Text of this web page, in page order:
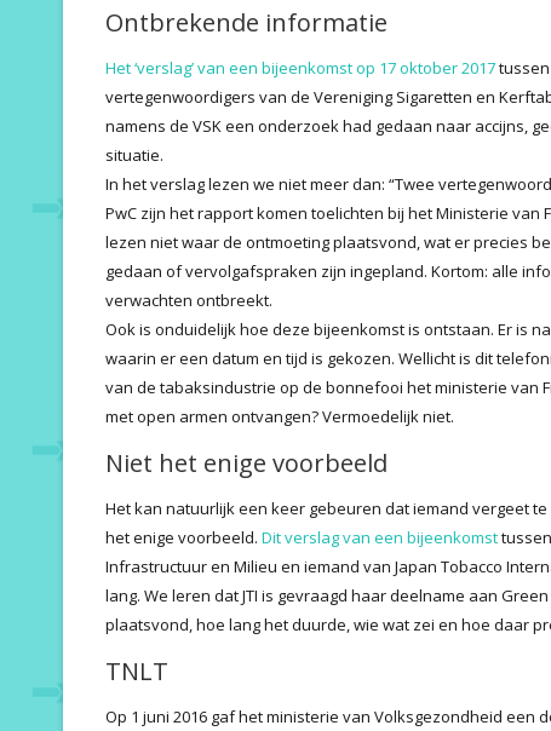
Ontbrekende informatie
Het ‘verslag’ van een bijeenkomst op 17 oktober 2017
vertegenwoordigers van de Vereniging Sigaretten en
namens de VSK een onderzoek had gedaan naar accijns,
situatie.
In het verslag lezen we niet meer dan: “Twee
PwC zijn het rapport komen toelichten bij het Ministerie van
lezen niet waar de ontmoeting plaatsvond, wat er precies
gedaan of vervolgafspraken zijn ingepland. Kortom: alle
verwachten ontbreekt.
Ook is onduidelijk hoe deze bijeenkomst is ontstaan. Er is
waarin er een datum en tijd is gekozen. Wellicht is dit
van de tabaksindustrie op de bonnefooi het ministerie van
met open armen ontvangen? Vermoedelijk niet.
Niet het enige voorbeeld
Het kan natuurlijk een keer gebeuren dat iemand vergeet te
het enige voorbeeld. Dit verslag van een bijeenkomst
Infrastructuur en Milieu en iemand van Japan Tobacco
lang. We leren dat JTI is gevraagd haar deelname aan
plaatsvond, hoe lang het duurde, wie wat zei en hoe daar
TNLT
Op 1 juni 2016 gaf het ministerie van Volksgezondheid een